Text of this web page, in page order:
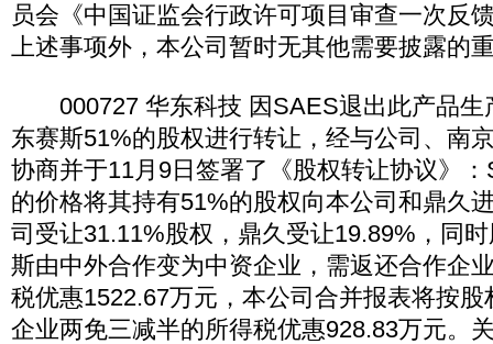
员会《中国证监会行政许可项目审查一次反
上述事项外，本公司暂时无其他需要披露的
000727 华东科技 因SAES退出此产品生
东赛斯51%的股权进行转让，经与公司、南
协商并于11月9日签署了《股权转让协议》
的价格将其持有51%的股权向本公司和鼎久
司受让31.11%股权，鼎久受让19.89%，同
斯由中外合作变为中资企业，需返还合作企
税优惠1522.67万元，本公司合并报表将按
企业两免三减半的所得税优惠928.83万元。